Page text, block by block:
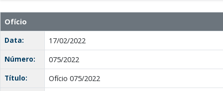
Ofício
Data:
17/02/2022
Número:
075/2022
Título:
Ofício 075/2022